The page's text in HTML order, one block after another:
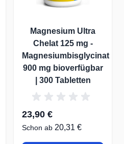
Magnesium Ultra
Chelat 125 mg -
Magnesiumbisglycinat
900 mg bioverfügbar
| 300 Tabletten
23,90 €
Schon ab 20,31 €